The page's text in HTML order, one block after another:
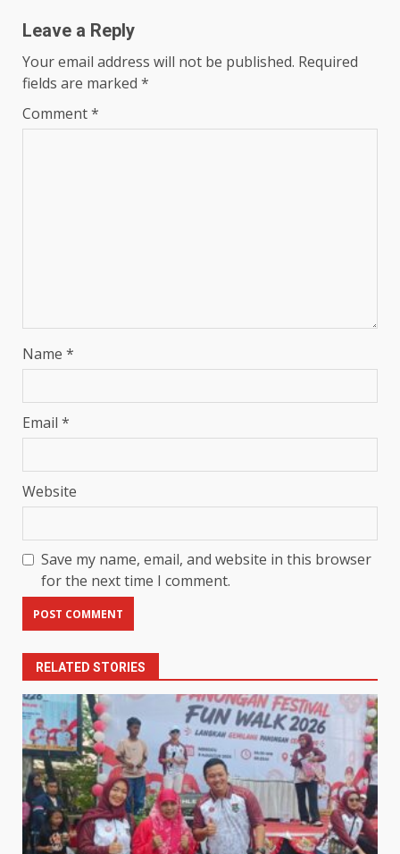
Leave a Reply
Your email address will not be published. Required
fields are marked *
Comment*
Name *
Email *
Website
Save my name, email, and website in this browser
for the next time I comment.
RELATED STORIES